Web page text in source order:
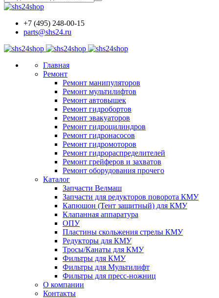
+7 (495) 248-00-15
parts@shs24.ru
Главная
Ремонт
Ремонт манипуляторов
Ремонт мультилифтов
Ремонт автовышек
Ремонт гидробортов
Ремонт эвакуаторов
Ремонт гидроцилиндров
Ремонт гидронасосов
Ремонт гидромоторов
Ремонт гидрораспределителей
Ремонт грейферов и захватов
Ремонт оборудования прочего
Каталог
Запчасти Велмаш
Запчасти для редукторов поворота КМУ
Капюшон (Тент защитный) для КМУ
Клапанная аппаратура
ОПУ
Пластины скольжения стрелы КМУ
Редукторы для КМУ
Тросы/Канаты для КМУ
Фильтры для КМУ
Фильтры для Мультилифт
Фильтры для пресс-ножниц
О компании
Контакты